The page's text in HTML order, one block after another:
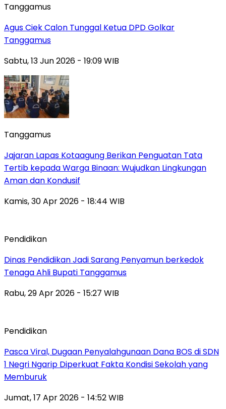
Tanggamus
Agus Ciek Calon Tunggal Ketua DPD Golkar
Tanggamus
Sabtu, 13 Jun 2026 - 19:09 WIB
Tanggamus
Jajaran Lapas Kotaagung Berikan Penguatan Tata
Tertib kepada Warga Binaan: Wujudkan Lingkungan
Aman dan Kondusif
Kamis, 30 Apr 2026 - 18:44 WIB
Pendidikan
Dinas Pendidikan Jadi Sarang Penyamun berkedok
Tenaga Ahli Bupati Tanggamus
Rabu, 29 Apr 2026 - 15:27 WIB
Pendidikan
Pasca Viral, Dugaan Penyalahgunaan Dana BOS di SDN
1 Negri Ngarip Diperkuat Fakta Kondisi Sekolah yang
Memburuk
Jumat, 17 Apr 2026 - 14:52 WIB